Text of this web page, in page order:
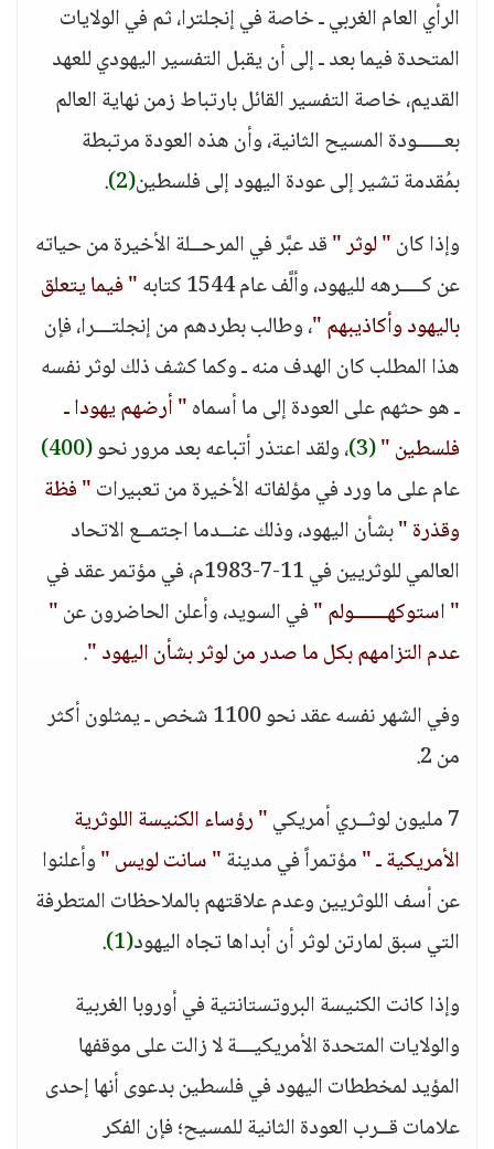
الرأي العام الغربي ـ خاصة في إنجلترا، ثم في الولايات
المتحدة فيما بعد ـ إلى أن يقبل التفسير اليهودي للعهد
القديم، خاصة التفسير القائل بارتباط زمن نهاية العالم
بعـــــودة المسيح الثانية، وأن هذه العودة مرتبطة
بمُقدمة تشير إلى عودة اليهود إلى فلسطين(2)
.
وإذا كان" لوثر "قد عبَّر في المرحــلة الأخيرة من حياته
عن كــــرهه لليهود، وألَّف عام 1544 كتابه
" فيما يتعلق
باليهود وأكاذيبهم "، وطالب بطردهم من إنجلتـــرا، فإن
هذا المطلب كان الهدف منه ـ وكما كشف ذلك لوثر نفسه
ـ هو حثهم على العودة إلى ما أسماه" أرضهم يهودا ـ
فلسطين "(3) ، ولقد اعتذر أتباعه بعد مرور نحو(400)
عام على ما ورد في مؤلفاته الأخيرة من تعبيرات" فظة
وقذرة "بشأن اليهود، وذلك عنــدما اجتمــع الاتحاد
العالمي للوثريين في 11-7-1983م، في مؤتمر عقد في
" استوكهــــــولم "في السويد، وأعلن الحاضرون عن"
عدم التزامهم بكل ما صدر من لوثر بشأن اليهود ".
وفي الشهر نفسه عقد نحو 1100 شخص ـ يمثلون أكثر
من 2.
7 مليون لوثــري أمريكي
" رؤساء الكنيسة اللوثرية
الأمريكية ـ "مؤتمراً في مدينة" سانت لويس "وأعلنوا
عن أسف اللوثريين وعدم علاقتهم بالملاحظات المتطرفة
التي سبق لمارتن لوثر أن أبداها تجاه اليهود(1)
.
وإذا كانت الكنيسة البروتستانتية في أوروبا الغربية
والولايات المتحدة الأمريكيـــة لا زالت على موقفها
المؤيد لمخططات اليهود في فلسطين بدعوى أنها إحدى
علامات قــرب العودة الثانية للمسيح؛ فإن الفكر